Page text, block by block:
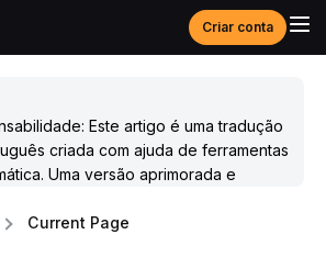
Criar conta
Este artigo é uma tradução
criada com ajuda de ferramentas
Uma versão aprimorada e
Current Page